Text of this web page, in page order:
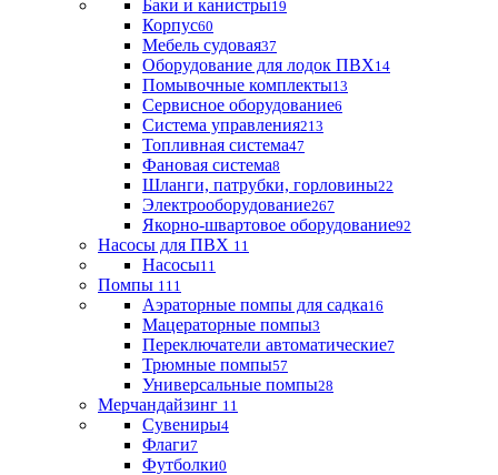
Баки и канистры19
Корпус60
Мебель судовая37
Оборудование для лодок ПВХ14
Помывочные комплекты13
Сервисное оборудование6
Система управления213
Топливная система47
Фановая система8
Шланги, патрубки, горловины22
Электрооборудование267
Якорно-швартовое оборудование92
Насосы для ПВХ 11
Насосы11
Помпы 111
Аэраторные помпы для садка16
Мацераторные помпы3
Переключатели автоматические7
Трюмные помпы57
Универсальные помпы28
Мерчандайзинг 11
Сувениры4
Флаги7
Футболки0